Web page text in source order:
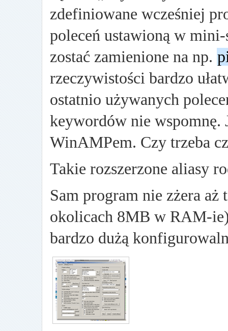
zdefiniowane wcześniej
poleceń ustawioną w
zostać zamienione na np.
rzeczywistości bardzo
ostatnio używanych
keywordów nie wspomnę.
WinAMPem. Czy trzeba
Takie rozszerzone aliasy
Sam program nie zżera
okolicach 8MB w RAM-
bardzo dużą